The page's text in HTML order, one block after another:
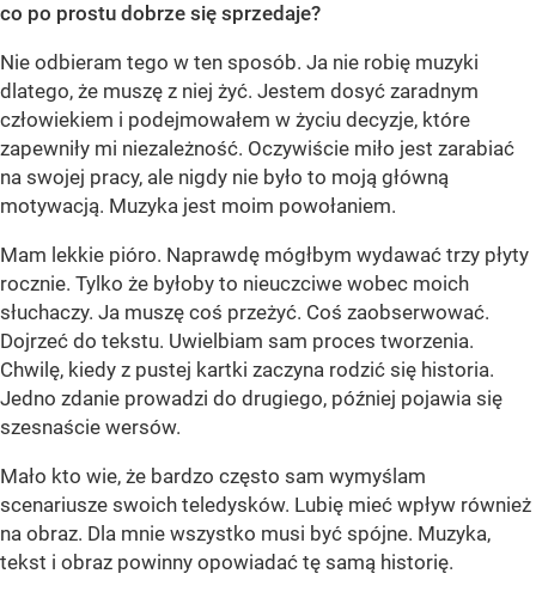
co po prostu dobrze się sprzedaje?
Nie odbieram tego w ten sposób. Ja nie robię muzyki
dlatego, że muszę z niej żyć. Jestem dosyć zaradnym
człowiekiem i podejmowałem w życiu decyzje, które
zapewniły mi niezależność. Oczywiście miło jest zarabiać
na swojej pracy, ale nigdy nie było to moją główną
motywacją. Muzyka jest moim powołaniem.
Mam lekkie pióro. Naprawdę mógłbym wydawać trzy płyty
rocznie. Tylko że byłoby to nieuczciwe wobec moich
słuchaczy. Ja muszę coś przeżyć. Coś zaobserwować.
Dojrzeć do tekstu. Uwielbiam sam proces tworzenia.
Chwilę, kiedy z pustej kartki zaczyna rodzić się historia.
Jedno zdanie prowadzi do drugiego, później pojawia się
szesnaście wersów.
Mało kto wie, że bardzo często sam wymyślam
scenariusze swoich teledysków. Lubię mieć wpływ również
na obraz. Dla mnie wszystko musi być spójne. Muzyka,
tekst i obraz powinny opowiadać tę samą historię.